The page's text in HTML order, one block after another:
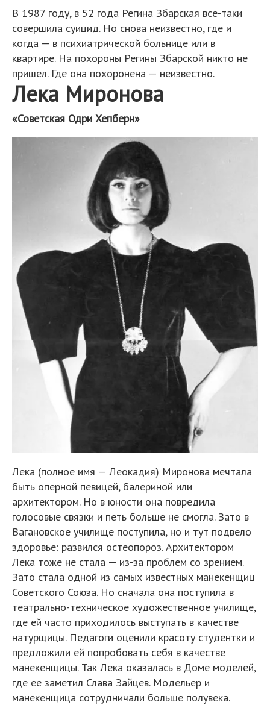
В 1987 году, в 52 года Регина Збарская все-таки
совершила суицид. Но снова неизвестно, где и
когда — в психиатрической больнице или в
квартире. На похороны Регины Збарской никто не
пришел. Где она похоронена — неизвестно.
Лека Миронова
«Советская Одри Хепберн»
Лека (полное имя — Леокадия) Миронова мечтала
быть оперной певицей, балериной или
архитектором. Но в юности она повредила
голосовые связки и петь больше не смогла. Зато в
Вагановское училище поступила, но и тут подвело
здоровье: развился остеопороз. Архитектором
Лека тоже не стала — из-за проблем со зрением.
Зато стала одной из самых известных манекенщиц
Советского Союза. Но сначала она поступила в
театрально-техническое художественное училище,
где ей часто приходилось выступать в качестве
натурщицы. Педагоги оценили красоту студентки и
предложили ей попробовать себя в качестве
манекенщицы. Так Лека оказалась в Доме моделей,
где ее заметил Слава Зайцев. Модельер и
манекенщица сотрудничали больше полувека.